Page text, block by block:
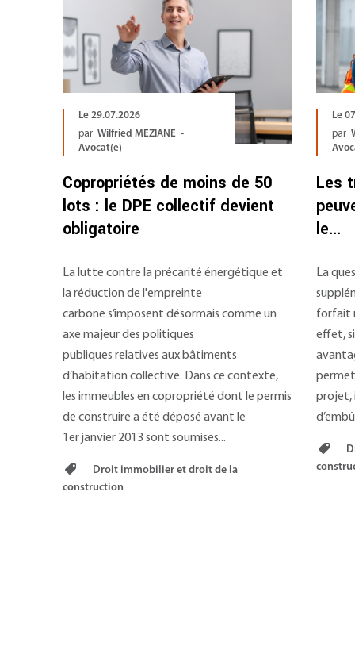
Le 29.07.2026
par Wilfried MEZIANE -
Avocat(e)
Copropriétés de moins de 50
lots : le DPE collectif devient
obligatoire
La lutte contre la précarité énergétique et
la réduction de l'empreinte
carbone s’imposent désormais comme un
axe majeur des politiques
publiques relatives aux bâtiments
d’habitation collective. Dans ce contexte,
les immeubles en copropriété dont le permis
de construire a été déposé avant le
1er janvier 2013 sont soumises...
Droit immobilier et droit de la
construction
Le
par
Les
le...
La
forfait
effet,
projet,